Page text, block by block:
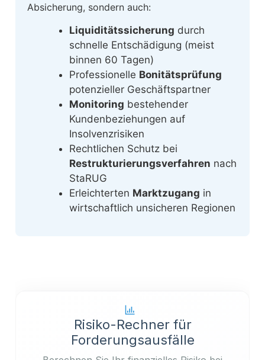
Absicherung, sondern auch:
Liquiditätssicherung durch
schnelle Entschädigung (meist
binnen 60 Tagen)
Professionelle Bonitätsprüfung
potenzieller Geschäftspartner
Monitoring bestehender
Kundenbeziehungen auf
Insolvenzrisiken
Rechtlichen Schutz bei
Restrukturierungsverfahren nach
StaRUG
Erleichterten Marktzugang in
wirtschaftlich unsicheren Regionen
Risiko-Rechner für
Forderungsausfälle